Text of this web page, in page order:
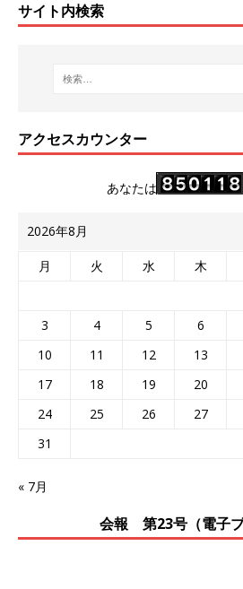
サイト内検索
アクセスカウンター
あなたは
2026年8月
月 火 水 木
3
4 5 6
10
11 12 13
17
18 19 20
24
25 26 27
31
« 7月
会報 第23号（電子ブ